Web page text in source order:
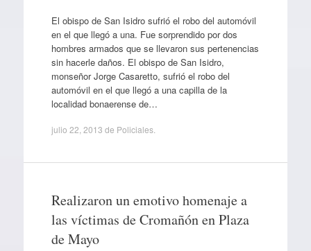
El obispo de San Isidro sufrió el robo del automóvil
en el que llegó a una. Fue sorprendido por dos
hombres armados que se llevaron sus pertenencias
sin hacerle daños. El obispo de San Isidro,
monseñor Jorge Casaretto, sufrió el robo del
automóvil en el que llegó a una capilla de la
localidad bonaerense de…
julio 22, 2013 de Policiales.
Realizaron un emotivo homenaje a
las víctimas de Cromañón en Plaza
de Mayo